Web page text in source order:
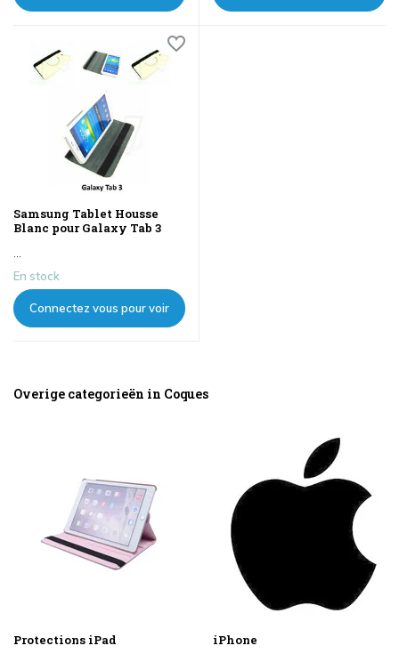
Samsung Tablet Housse
Blanc pour Galaxy Tab 3
En stock
Connectez vous pour voir
Overige categorieën in Coques
Protections iPad iPhone